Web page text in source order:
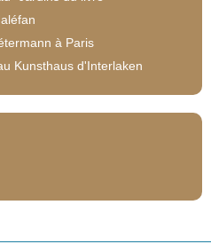
à Paris
Kunsthaus d'Interlaken